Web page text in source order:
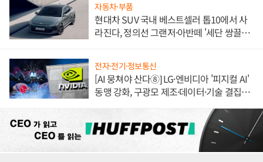
자동차·부품
현대차 SUV 국내 베스트셀러 톱10에서 사
라진다, 정의선 그랜저·아반떼 '세단 쌍끌
전자·전기·정보통신
[AI 뭉쳐야 산다⑧] LG·엔비디아 '피지컬 AI'
동맹 강화, 구광모 제조·데이터·기술 결집